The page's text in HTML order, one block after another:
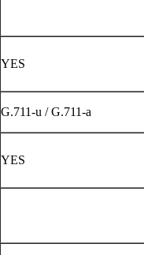
YES
G.711-u / G.711-a
YES